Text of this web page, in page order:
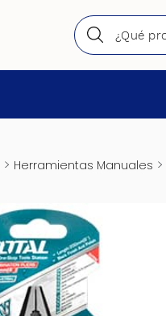
> Herramientas Manuales >